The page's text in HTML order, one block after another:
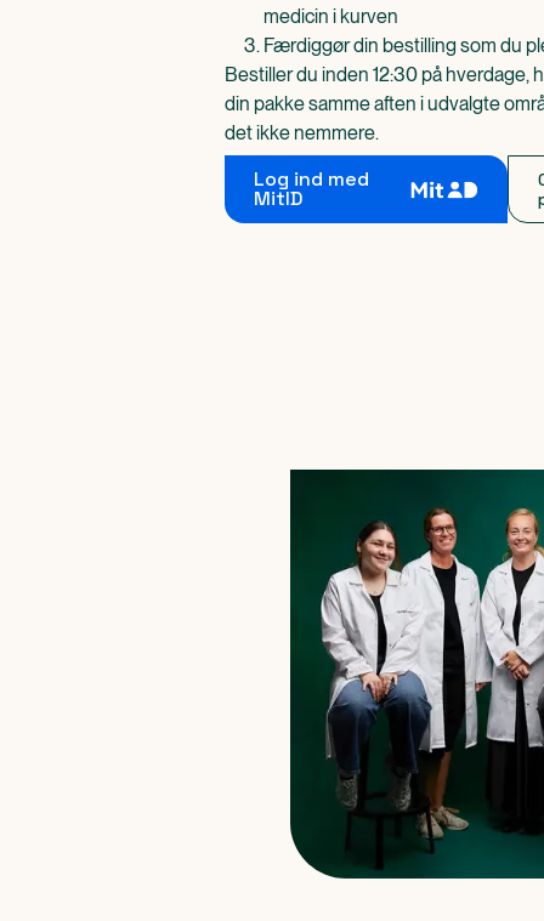
medicin i kurven
Færdiggør din bestilling som du
Bestiller du inden 12:30 på hverdage,
din pakke samme aften i udvalgte
det ikke nemmere.
Log ind med
MitID